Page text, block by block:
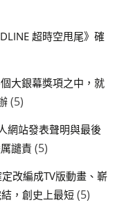
超時空甩尾》確
大銀幕獎項之中，就
(5)
網站發表聲明與最後
譴責 (5)
改編成TV版動畫、嶄
，創史上最短 (5)